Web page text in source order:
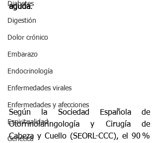
Diabetes
Digestión
Dolor crónico
Embarazo
Endocrinología
Enfermedades virales
Enfermedades y afecciones
Espiritualidad
Genética
aguda.
Según la Sociedad Española de
Otorrinolaringología y Cirugía de
Cabeza y Cuello (SEORL-CCC), el 90 %